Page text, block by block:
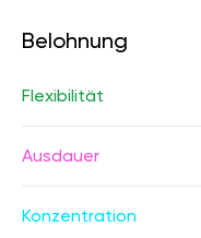
Belohnung
Flexibilität
Ausdauer
Konzentration